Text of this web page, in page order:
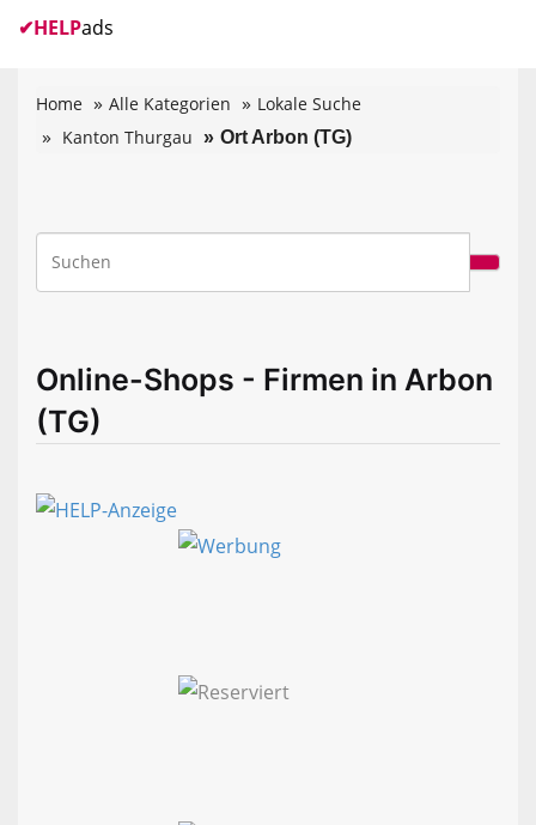
✔HELPads
Home Alle Kategorien
Lokale Suche
Kanton Thurgau
Ort Arbon (TG)
Online-Shops - Firmen in Arbon
(TG)